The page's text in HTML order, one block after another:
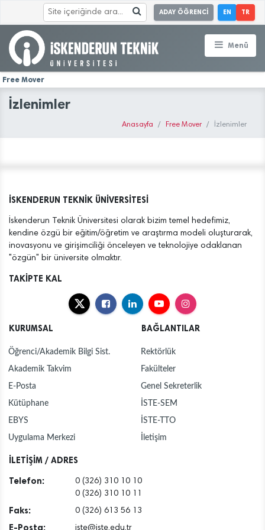
ADAY ÖĞRENCİ EN TR
Menü
Free Mover
İzlenimler
Anasayfa Free Mover İzlenimler
İSKENDERUN TEKNİK ÜNİVERSİTESİ
İskenderun Teknik Üniversitesi olarak bizim temel hedefimiz,
kendine özgü bir eğitim/öğretim ve araştırma modeli oluşturarak,
inovasyonu ve girişimciliği önceleyen ve teknolojiye odaklanan
"özgün" bir üniversite olmaktır.
TAKİPTE KAL
KURUMSAL
Öğrenci/Akademik Bilgi Sist.
Akademik Takvim
E-Posta
Kütüphane
EBYS
Uygulama Merkezi
BAĞLANTILAR
Rektörlük
Fakülteler
Genel Sekreterlik
İSTE-SEM
İSTE-TTO
İletişim
İLETİŞİM / ADRES
Telefon:
0 (326) 310 10 10
0 (326) 310 10 11
Faks: 0 (326) 613 56 13
E-Posta: iste@iste.edu.tr